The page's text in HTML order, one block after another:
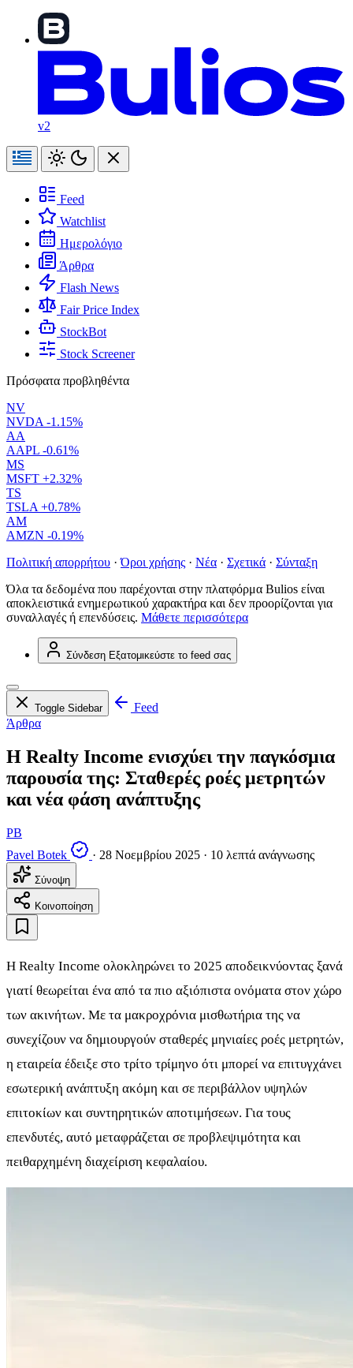
v2
Feed
Watchlist
Ημερολόγιο
Άρθρα
Flash News
Fair Price Index
StockBot
Stock Screener
Πρόσφατα προβληθέντα
NV
NVDA -1.15%
AA
AAPL -0.61%
MS
MSFT +2.32%
TS
TSLA +0.78%
AM
AMZN -0.19%
Πολιτική απορρήτου · Όροι χρήσης · Νέα · Σχετικά · Σύνταξη
Όλα τα δεδομένα που παρέχονται στην πλατφόρμα Bulios είναι
αποκλειστικά ενημερωτικού χαρακτήρα και δεν προορίζονται για
συναλλαγές ή επενδύσεις. Μάθετε περισσότερα
Σύνδεση Εξατομικεύστε το feed σας
Toggle Sidebar
Feed
Άρθρα
Η Realty Income ενισχύει την παγκόσμια
παρουσία της: Σταθερές ροές μετρητών
και νέα φάση ανάπτυξης
PB
Pavel Botek
· 28 Νοεμβρίου 2025 · 10 λεπτά ανάγνωσης
Σύνοψη
Κοινοποίηση
Η Realty Income ολοκληρώνει το 2025 αποδεικνύοντας ξανά
γιατί θεωρείται ένα από τα πιο αξιόπιστα ονόματα στον χώρο
των ακινήτων. Με τα μακροχρόνια μισθωτήρια της να
συνεχίζουν να δημιουργούν σταθερές μηνιαίες ροές μετρητών,
η εταιρεία έδειξε στο τρίτο τρίμηνο ότι μπορεί να επιτυγχάνει
εσωτερική ανάπτυξη ακόμη και σε περιβάλλον υψηλών
επιτοκίων και συντηρητικών αποτιμήσεων. Για τους
επενδυτές, αυτό μεταφράζεται σε προβλεψιμότητα και
πειθαρχημένη διαχείριση κεφαλαίου.